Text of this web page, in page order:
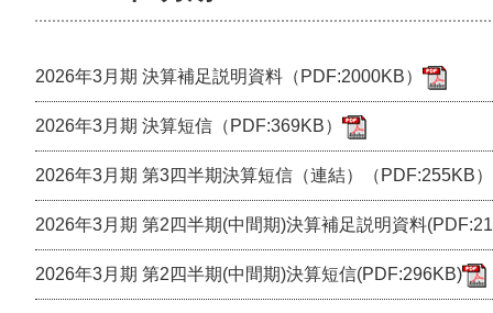
2026年3月期 決算補足説明資料（PDF:2000KB）
2026年3月期 決算短信（PDF:369KB）
2026年3月期 第3四半期決算短信（連結）（PDF:255KB）
2026年3月期 第2四半期(中間期)決算補足説明資料
2026年3月期 第2四半期(中間期)決算短信(PDF:296KB)